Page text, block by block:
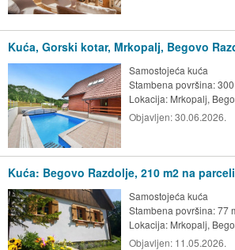
Kuća, Gorski kotar, Mrkopalj, Begovo
Samostojeća kuća
Stambena površina:
Lokacija: Mrkopalj,
Objavljen:30.06.2026.
Kuća: Begovo Razdolje, 210 m2 na
Samostojeća kuća
Stambena površina: 77
Lokacija: Mrkopalj,
Objavljen: 11.05.2026.